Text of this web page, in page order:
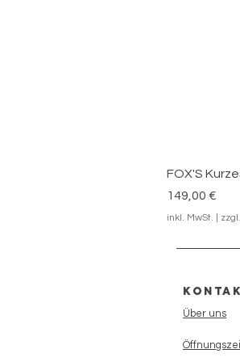
FOX'S
Preis
149,00 €
inkl. MwSt.
Über uns